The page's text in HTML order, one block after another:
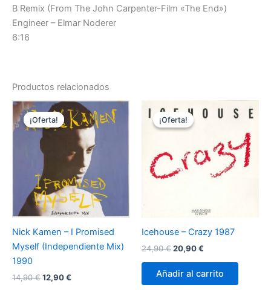
B Remix (From The John Carpenter-Film «The End»)
Engineer – Elmar Noderer
6:16
Productos relacionados
¡Oferta!
¡Oferta!
Nick Kamen – I Promised
Myself (Independiente Mix)
1990
14,90€El
12,90€
¡Oferta!
¡Oferta!
Icehouse – Crazy 1987
24,90€El
original
era:
20,90€
actual
es:
Añadir al carrito